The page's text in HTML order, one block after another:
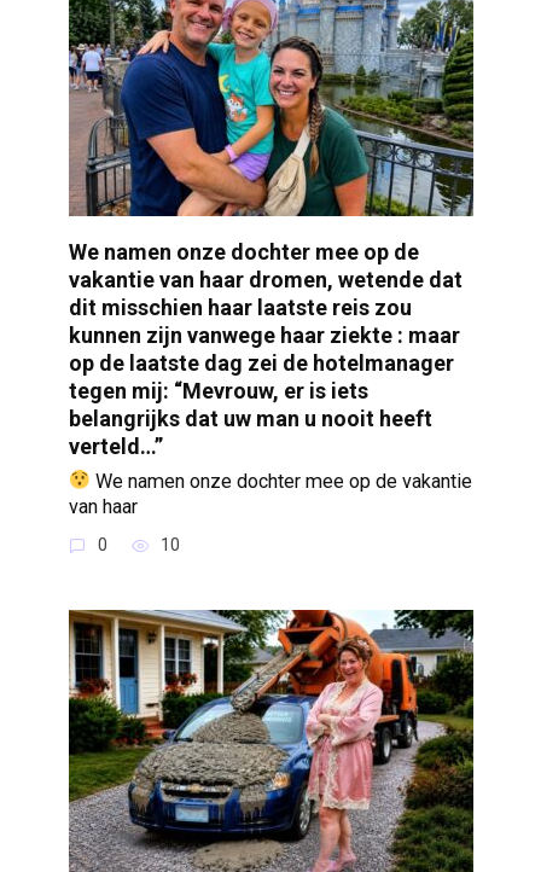
We namen onze dochter mee op de
vakantie van haar dromen, wetende dat
dit misschien haar laatste reis zou
kunnen zijn vanwege haar ziekte : maar
op de laatste dag zei de hotelmanager
tegen mij: “Mevrouw, er is iets
belangrijks dat uw man u nooit heeft
verteld…”
We namen onze dochter mee op de vakantie
van haar
0 10